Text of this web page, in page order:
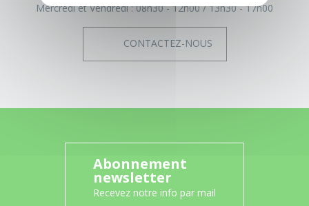
Mercredi et Vendredi :08h30 - 12h00 13h30 - 17h00
CONTACTEZ-NOUS
Abonnement
newsletter
Recevez notre info par mail